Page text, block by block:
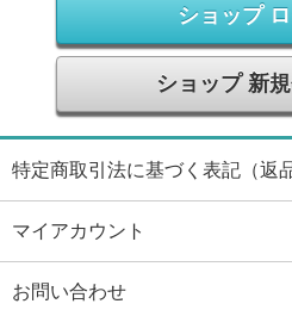
ショップ
ショップ 新
特定商取引法に基づく表記（返
マイアカウント
お問い合わせ